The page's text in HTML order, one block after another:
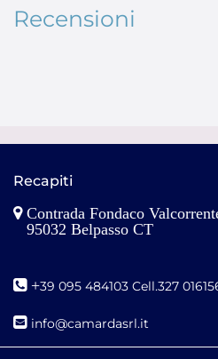
Recensioni
Recapiti
Contrada Fondaco
95032 Belpasso CT
+39 095 484103 Cell.327
info@camardasrl.it